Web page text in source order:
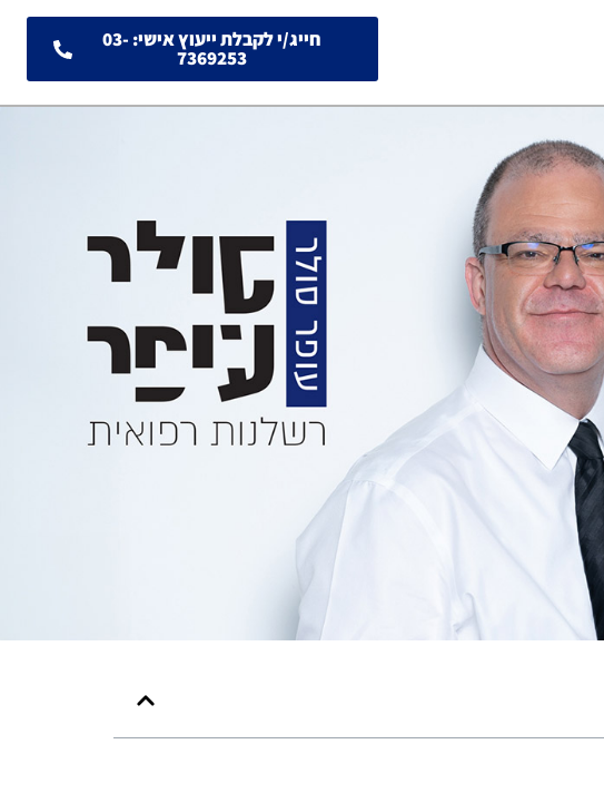
חייג/י לקבלת ייעוץ אישי: 03-
7369253